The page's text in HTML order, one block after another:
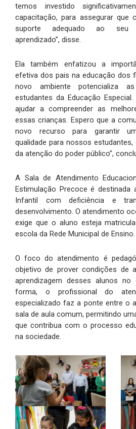
temos investido
capacitação, para assegurar que
suporte adequado ao seu
aprendizado”, disse.
Ela também enfatizou a
efetiva dos pais na educação dos
novo ambiente potencializa
estudantes da Educação
ajudar a compreender as
essas crianças. Espero que a
novo recurso para garantir
qualidade para nossos
da atenção do poder público”,
A Sala de Atendimento
Estimulação Precoce é destinada
Infantil com deficiência e
desenvolvimento. O atendimento
exige que o aluno esteja
escola da Rede Municipal de Ensino.
O foco do atendimento é
objetivo de prover condições de
aprendizagem desses alunos no
forma, o profissional do
especializado faz a ponte entre o
sala de aula comum, permitindo
que contribua com o processo
na sociedade.